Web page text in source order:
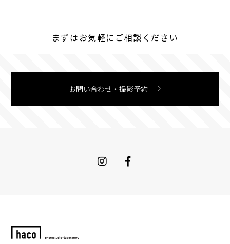
まずはお気軽にご相談ください
お問い合わせ・撮影予約
Instagram